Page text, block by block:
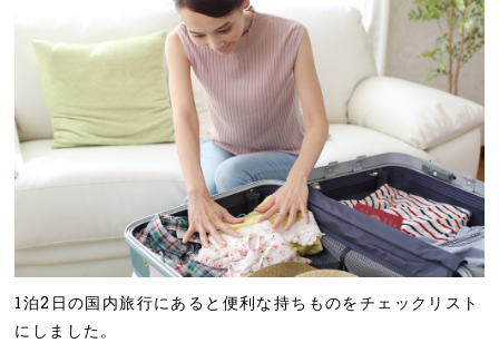
1泊2日の国内旅行にあると便利な持ちものをチェックリスト
にしました。